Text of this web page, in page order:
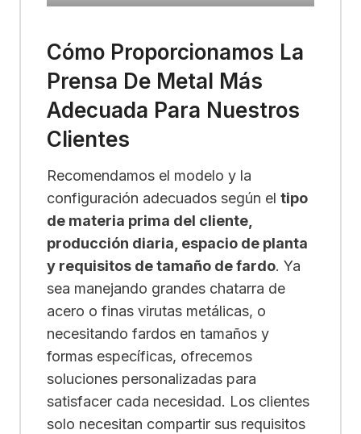
Cómo Proporcionamos La
Prensa De Metal Más
Adecuada Para Nuestros
Clientes
Recomendamos el modelo y la
configuración adecuados según el tipo
de materia prima del cliente,
producción diaria, espacio de planta
y requisitos de tamaño de fardo. Ya
sea manejando grandes chatarra de
acero o finas virutas metálicas, o
necesitando fardos en tamaños y
formas específicas, ofrecemos
soluciones personalizadas para
satisfacer cada necesidad. Los clientes
solo necesitan compartir sus requisitos